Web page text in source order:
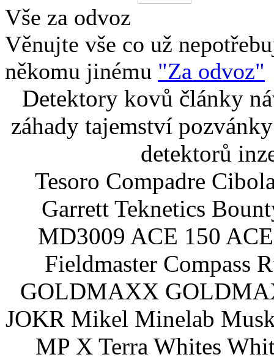
Vše za odvoz
Věnujte vše co už
někomu jinému "Za odvoz"
Detektory kovů články
záhady tajemství
detektorů
Tesoro Compadre
Garrett Teknetics
MD3009 ACE 150
Fieldmaster Compass
GOLDMAXX
JOKR Mikel Minelab
MP X Terra Whites